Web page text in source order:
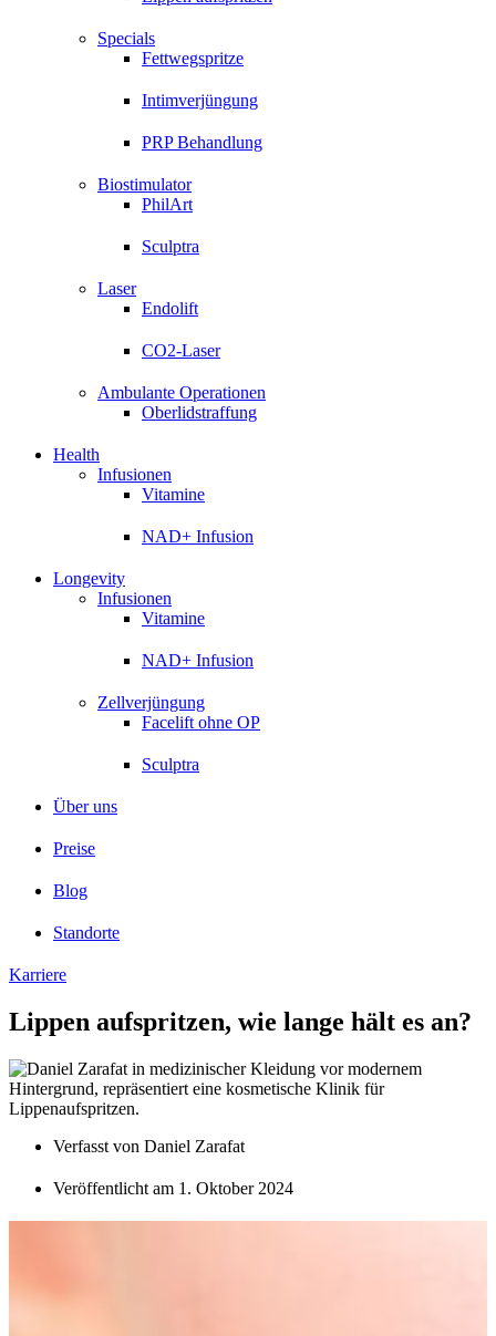
Specials
Fettwegspritze
Intimverjüngung
PRP Behandlung
Biostimulator
PhilArt
Sculptra
Laser
Endolift
CO2-Laser
Ambulante Operationen
Oberlidstraffung
Health
Infusionen
Vitamine
NAD+ Infusion
Longevity
Infusionen
Vitamine
NAD+ Infusion
Zellverjüngung
Facelift ohne OP
Sculptra
Über uns
Preise
Blog
Standorte
Karriere
Lippen aufspritzen, wie lange hält es an?
Verfasst von Daniel Zarafat
Veröffentlicht am 1. Oktober 2024